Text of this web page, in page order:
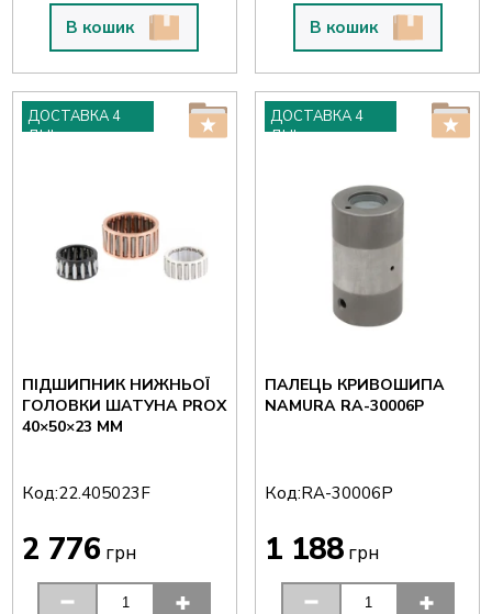
В кошик В кошик
ДОСТАВКА 4
ДНІ
ПІДШИПНИК НИЖНЬОЇ
ГОЛОВКИ ШАТУНА PROX
40×50×23 ММ
Код:22.405023F
2 776 грн
ДОСТАВКА 4
ДНІ
ПАЛЕЦЬ КРИВОШИПА
NAMURA RA-30006P
Код:RA-30006P
1 188 грн